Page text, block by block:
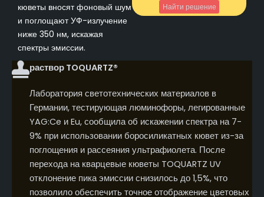
кюветы вносят фоновый шум
и поглощают УФ-излучение
ниже 350 нм, искажая
спектры эмиссии.
Найти решение
раствор TOQUARTZ®
Лаборатория светотехнических материалов в
Германии, тестирующая люминофоры, легированные
YAG:Ce и Eu, сообщила об искажении спектра на 7-
9% при использовании боросиликатных кювет из-за
поглощения и рассеяния ультрафиолета. После
перехода на кварцевые кюветы TOQUARTZ UV
отклонение пика эмиссии снизилось до 1,5%, что
позволило обеспечить точное отображение цветовых